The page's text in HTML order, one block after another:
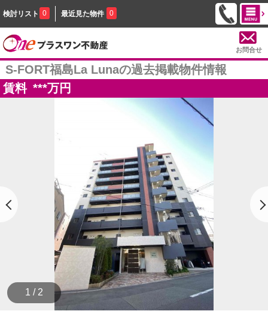
検討リスト 0 最近見た物件 0
お問合せ
S-FORT福島La Lunaの過去掲載物件情報
賃料 ***万円
1 / 2